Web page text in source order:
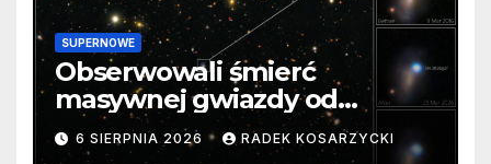
SUPERNOWE
Obserwowali śmierć
masywnej gwiazdy od
samego początku. Niezwykle
cenne dane
6 SIERPNIA 2026 RADEK KOSARZYCKI